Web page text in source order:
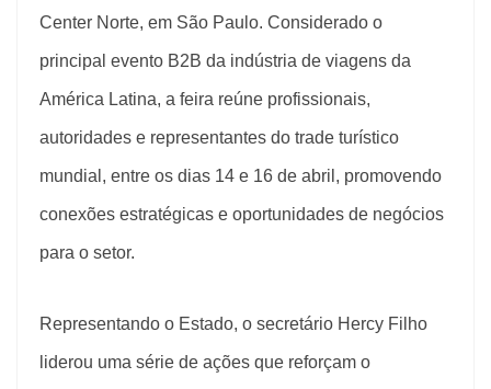
Center Norte, em São Paulo. Considerado o
principal evento B2B da indústria de viagens da
América Latina, a feira reúne profissionais,
autoridades e representantes do trade turístico
mundial, entre os dias 14 e 16 de abril, promovendo
conexões estratégicas e oportunidades de negócios
para o setor.
Representando o Estado, o secretário Hercy Filho
liderou uma série de ações que reforçam o